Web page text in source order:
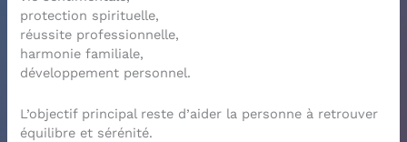
protection spirituelle,
réussite professionnelle,
harmonie familiale,
développement personnel.
L’objectif principal reste d’aider la personne à retrouver
équilibre et sérénité.